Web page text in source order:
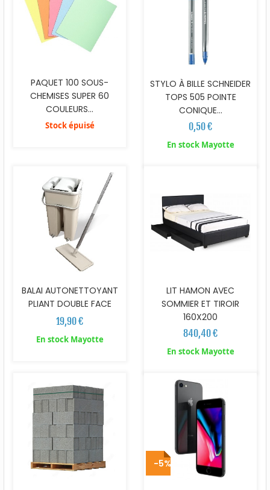
PAQUET 100 SOUS-
CHEMISES SUPER 60
COULEURS...
Stock épuisé
STYLO À BILLE SCHNEIDER
TOPS 505 POINTE
CONIQUE...
0,50 €
En stock Mayotte
BALAI AUTONETTOYANT
PLIANT DOUBLE FACE
19,90 €
En stock Mayotte
LIT HAMON AVEC
SOMMIER ET TIROIR
160X200
840,40 €
En stock Mayotte
-5%